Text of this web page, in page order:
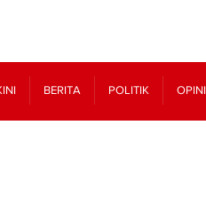
BERITA POLITIK OPINI